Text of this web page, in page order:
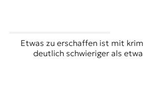
Etwas zu erschaffen ist mit
deutlich schwieriger als